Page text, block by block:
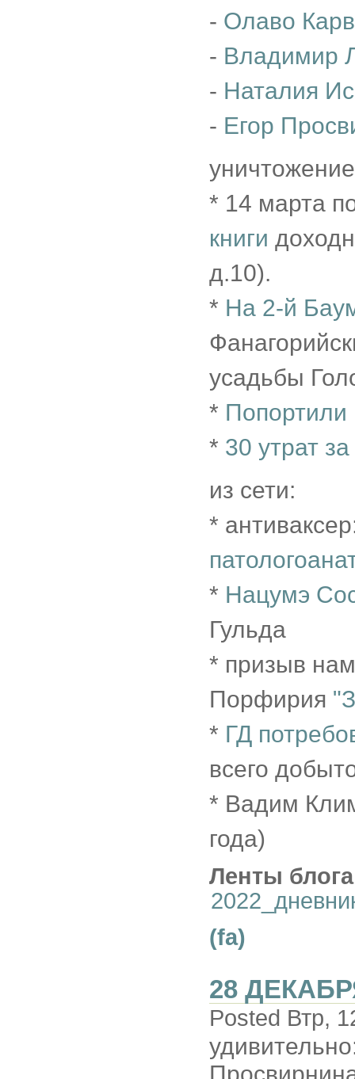
- Олаво
- Владимир
- Наталия
- Егор
* 14 марта
книги
д.10).
* На 2-й
усадьбы
*
* 30 утрат за
из сети:
*
* Нацумэ
Гульда
* призыв
Порфирия
* ГД
всего
* Вадим
года)
Ленты
(fa)
28
Posted Втр,